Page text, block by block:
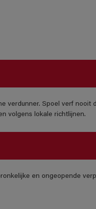
verdunner. Spoel verf nooit
volgens lokale richtlijnen.
en ongeopende